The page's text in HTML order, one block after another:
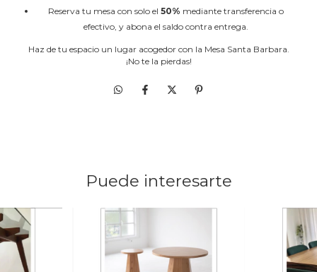
Reserva tu mesa con solo el 50% mediante transferencia o
efectivo, y abona el saldo contra entrega.
Haz de tu espacio un lugar acogedor con la Mesa Santa Barbara.
¡No te la pierdas!
Puede interesarte